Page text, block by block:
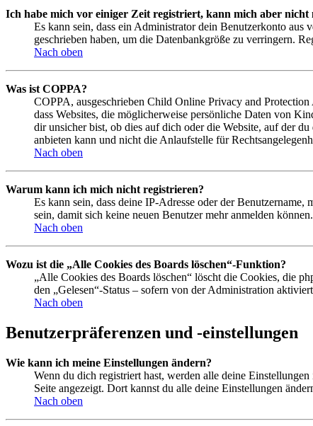
Ich habe mich vor einiger Zeit registriert, kann mich aber nicht
Es kann sein, dass ein Administrator dein Benutzerkonto
geschrieben haben, um die Datenbankgröße zu verringern.
Nach oben
Was ist COPPA?
COPPA, ausgeschrieben Child Online Privacy and
dass Websites, die möglicherweise persönliche Daten von
dir unsicher bist, ob dies auf dich oder die Website, auf der
anbieten kann und nicht die Anlaufstelle für
Nach oben
Warum kann ich mich nicht registrieren?
Es kann sein, dass deine IP-Adresse oder der
sein, damit sich keine neuen Benutzer mehr anmelden
Nach oben
Wozu ist die „Alle Cookies des Boards löschen“-Funktion?
„Alle Cookies des Boards löschen“ löscht die Cookies, die
den „Gelesen“-Status – sofern von der Administration
Nach oben
Benutzerpräferenzen und -einstellungen
Wie kann ich meine Einstellungen ändern?
Wenn du dich registriert hast, werden alle deine
Seite angezeigt. Dort kannst du alle deine Einstellungen
Nach oben